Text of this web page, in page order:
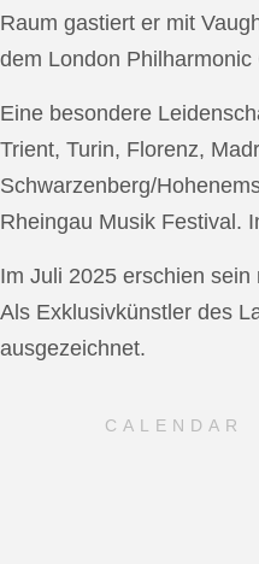
Raum gastiert er mit
dem London Philharmonic
Eine besondere
Trient, Turin, Florenz,
Schwarzenberg/
Rheingau Musik Festival.
Im Juli 2025 erschien
Als Exklusivkünstler des
ausgezeichnet.
CALENDAR